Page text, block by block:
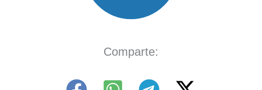
Comparte: